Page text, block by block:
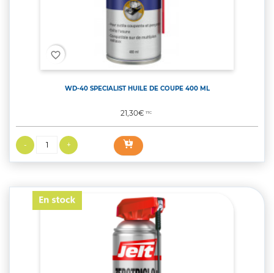
favorite_border
WD-40 SPECIALIST HUILE DE COUPE 400 ML
Prix
21,30€TTC